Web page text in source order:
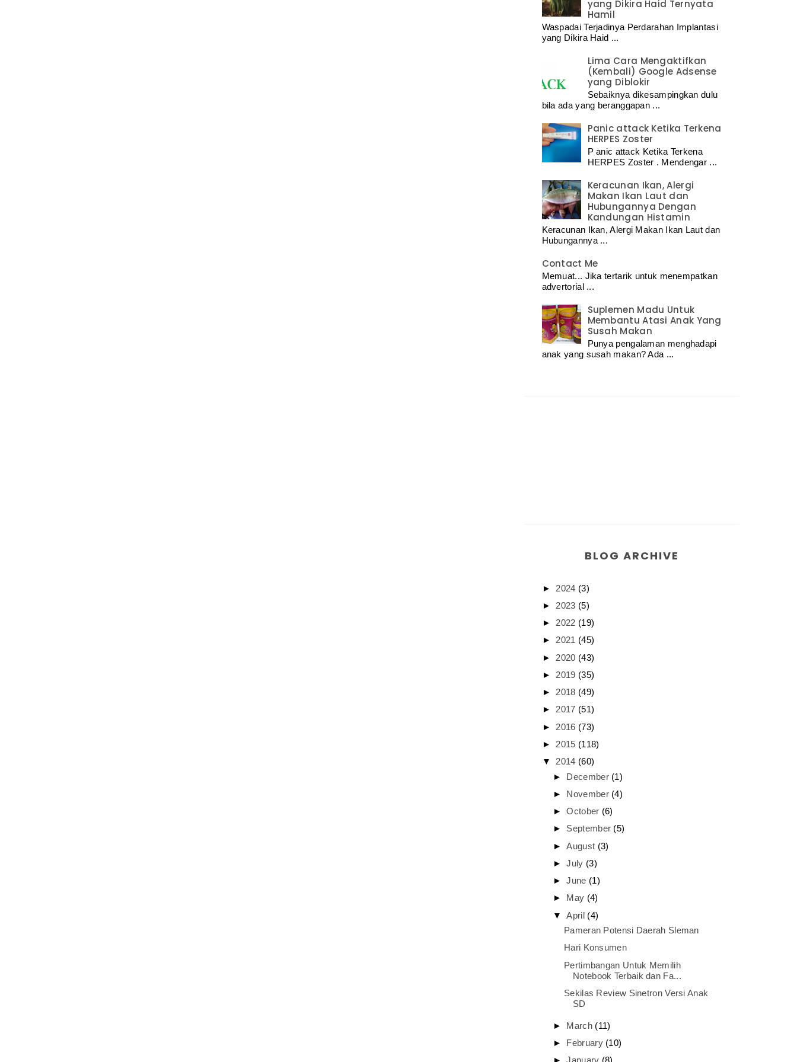
yang Dikira Haid Ternyata
Hamil
Waspadai Terjadinya Perdarahan Implantasi
yang Dikira Haid ...
Lima Cara Mengaktifkan
(Kembali) Google Adsense
yang Diblokir
Sebaiknya dikesampingkan dulu
bila ada yang beranggapan ...
Panic attack Ketika Terkena
HERPES Zoster
P anic attack Ketika Terkena
HERPES Zoster . Mendengar ...
Keracunan Ikan, Alergi
Makan Ikan Laut dan
Hubungannya Dengan
Kandungan Histamin
Keracunan Ikan, Alergi Makan Ikan Laut dan
Hubungannya ...
Contact Me
Memuat... Jika tertarik untuk menempatkan
advertorial ...
Suplemen Madu Untuk
Membantu Atasi Anak Yang
Susah Makan
Punya pengalaman menghadapi
anak yang susah makan? Ada ...
BLOG ARCHIVE
► 2024 (3)
► 2023 (5)
► 2022 (19)
►2021 (45)
► 2020 (43)
► 2019 (35)
► 2018 (49)
►2017 (51)
► 2016 (73)
► 2015 (118)
▼ 2014 (60)
► December (1)
► November (4)
►October (6)
► September (5)
►August (3)
►July (3)
►June (1)
► May (4)
▼April (4)
Pameran Potensi Daerah Sleman
Hari Konsumen
Pertimbangan Untuk Memilih
Notebook Terbaik dan Fa...
Sekilas Review Sinetron Versi Anak
SD
► March (11)
► February (10)